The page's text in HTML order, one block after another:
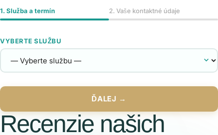
1. Služba a termín 2. Vaše kontaktné údaje
VYBERTE SLUŽBU
ĎALEJ →
Recenzie našich